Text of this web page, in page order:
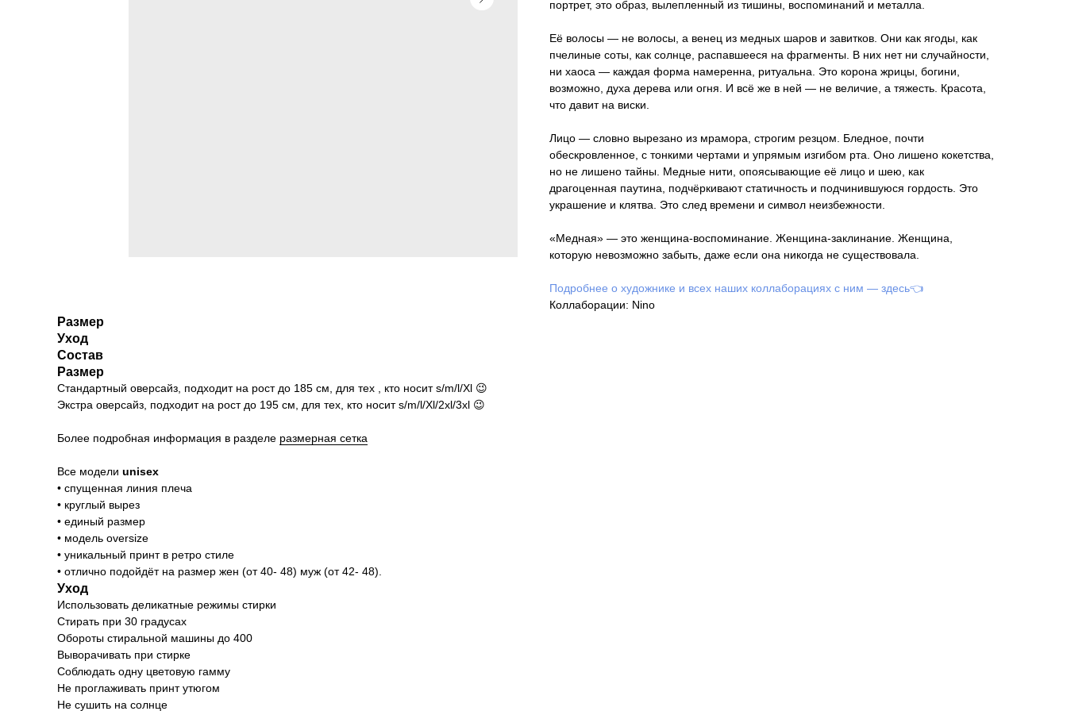
портрет, это образ, вылепленный из тишины, воспоминаний и металла.
Её волосы — не волосы, а венец из медных шаров и завитков. Они как ягоды, как
пчелиные соты, как солнце, распавшееся на фрагменты. В них нет ни случайности,
ни хаоса — каждая форма намеренна, ритуальна. Это корона жрицы, богини,
возможно, духа дерева или огня. И всё же в ней — не величие, а тяжесть. Красота,
что давит на виски.
Лицо — словно вырезано из мрамора, строгим резцом. Бледное, почти
обескровленное, с тонкими чертами и упрямым изгибом рта. Оно лишено кокетства,
но не лишено тайны. Медные нити, опоясывающие её лицо и шею, как
драгоценная паутина, подчёркивают статичность и подчинившуюся гордость. Это
украшение и клятва. Это след времени и символ неизбежности.
«Медная» — это женщина-воспоминание. Женщина-заклинание. Женщина,
которую невозможно забыть, даже если она никогда не существовала.
Подробнее о художнике и всех наших коллаборациях с ним — здесь👈
Коллаборации: Nino
Размер
Уход
Состав
Размер
Стандартный оверсайз, подходит на рост до 185 см, для тех , кто носит s/m/l/Xl 😉
Экстра оверсайз, подходит на рост до 195 см, для тех, кто носит s/m/l/Xl/2xl/3xl 😉
Более подробная информация в разделе размерная сетка
Все модели unisex
• спущенная линия плеча
• круглый вырез
• единый размер
• модель oversize
• уникальный принт в ретро стиле
• отлично подойдёт на размер жен (от 40- 48) муж (от 42- 48).
Уход
Использовать деликатные режимы стирки
Стирать при 30 градусах
Обороты стиральной машины до 400
Выворачивать при стирке
Соблюдать одну цветовую гамму
Не проглаживать принт утюгом
Не сушить на солнце